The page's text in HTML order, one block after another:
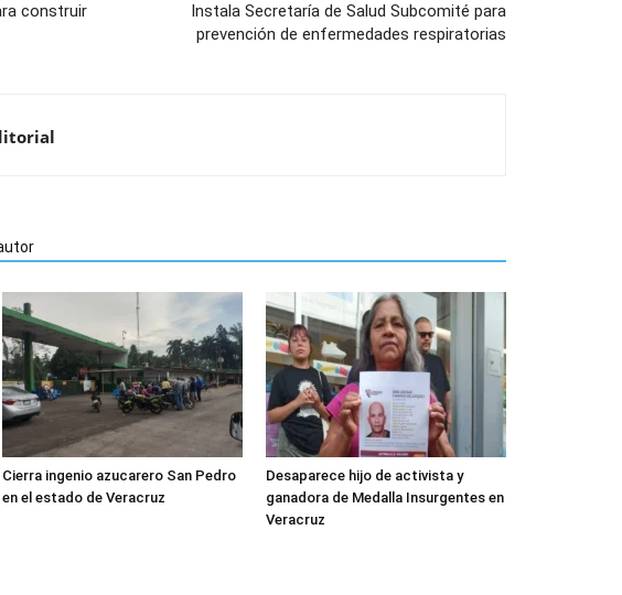
construir
Instala Secretaría de Salud Subcomité para
prevención de enfermedades respiratorias
Cierra ingenio azucarero San Pedro
en el estado de Veracruz
Desaparece hijo de activista y
ganadora de Medalla Insurgentes en
Veracruz